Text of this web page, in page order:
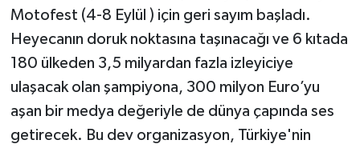
Motofest (4-8 Eylül ) için geri sayım başladı.
Heyecanın doruk noktasına taşınacağı ve 6 kıtada
180 ülkeden 3,5 milyardan fazla izleyiciye
ulaşacak olan şampiyona, 300 milyon Euro’yu
aşan bir medya değeriyle de dünya çapında ses
getirecek. Bu dev organizasyon, Türkiye'nin